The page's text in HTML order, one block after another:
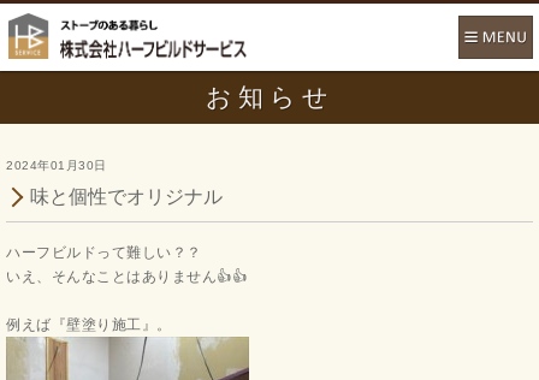
お知らせ
2024年01月30日
味と個性でオリジナル
ハーフビルドって難しい？？
いえ、そんなことはありません👍👍
例えば『壁塗り施工』。